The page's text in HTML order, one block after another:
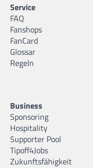
Service
FAQ
Fanshops
FanCard
Glossar
Regeln
Business
Sponsoring
Hospitality
Supporter Pool
Tipoff4Jobs
Zukunftsfähigkeit